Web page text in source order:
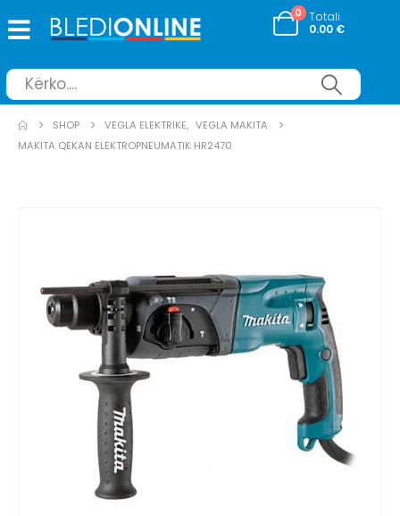
0 Totali
0.00 €
SHOP VEGLA ELEKTRIKE, VEGLA MAKITA
MAKITA QEKAN ELEKTROPNEUMATIK HR2470